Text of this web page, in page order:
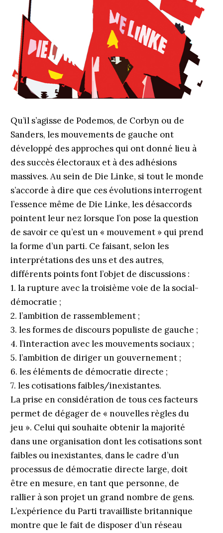
Qu’il s’agisse de Podemos, de Corbyn ou de
Sanders, les mouvements de gauche ont
développé des approches qui ont donné lieu à
des succès électoraux et à des adhésions
massives. Au sein de Die Linke, si tout le monde
s’accorde à dire que ces évolutions interrogent
l’essence même de Die Linke, les désaccords
pointent leur nez lorsque l’on pose la question
de savoir ce qu’est un « mouvement » qui prend
la forme d’un parti. Ce faisant, selon les
interprétations des uns et des autres,
différents points font l’objet de discussions :
1. la rupture avec la troisième voie de la social-
démocratie ;
2. l’ambition de rassemblement ;
3. les formes de discours populiste de gauche ;
4. l’interaction avec les mouvements sociaux ;
5. l’ambition de diriger un gouvernement ;
6. les éléments de démocratie directe ;
7. les cotisations faibles/inexistantes.
La prise en considération de tous ces facteurs
permet de dégager de « nouvelles règles du
jeu ». Celui qui souhaite obtenir la majorité
dans une organisation dont les cotisations sont
faibles ou inexistantes, dans le cadre d’un
processus de démocratie directe large, doit
être en mesure, en tant que personne, de
rallier à son projet un grand nombre de gens.
L’expérience du Parti travailliste britannique
montre que le fait de disposer d’un réseau